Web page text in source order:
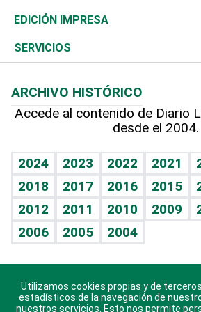
Caribe
Resto del mundo
Global y variable
Economía personal
Novedades
Podcast Arte Libre
Hablando con el pediatra
Vida y familia
Eñe
Celebrando la vida
Sin complejos
En pocas palabras
Escuchando al corazón
Olimpismo
Más deportes
Línea de hit
TBT Deportivo
Noticiero Poteleche
Columnistas
Más firmas
Martes de tecnología
Cambio climático
Deportes
Opinión
Hecho en casa
Guía del dinero
EDICIÓN IMPRESA
SERVICIOS
Cumpleaños
Horóscopos
Crucigramas
ARCHIVO HISTÓRICO
Accede al contenido de Diario
desde el 2004.
2024 2023 2022 2021
2018
2017 2016 2015
2012
2011 2010 2009
2006
2005 2004
Descarga nuestras aplicaciones
sistema Huawei.
Utilizamos cookies propias y de
estadísticos de la navegación de
nuestros servicios. Esto nos permite